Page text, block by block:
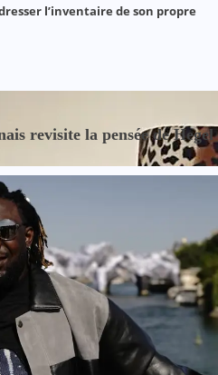
l’inventaire de son propre
revisite la pensée de Hegel